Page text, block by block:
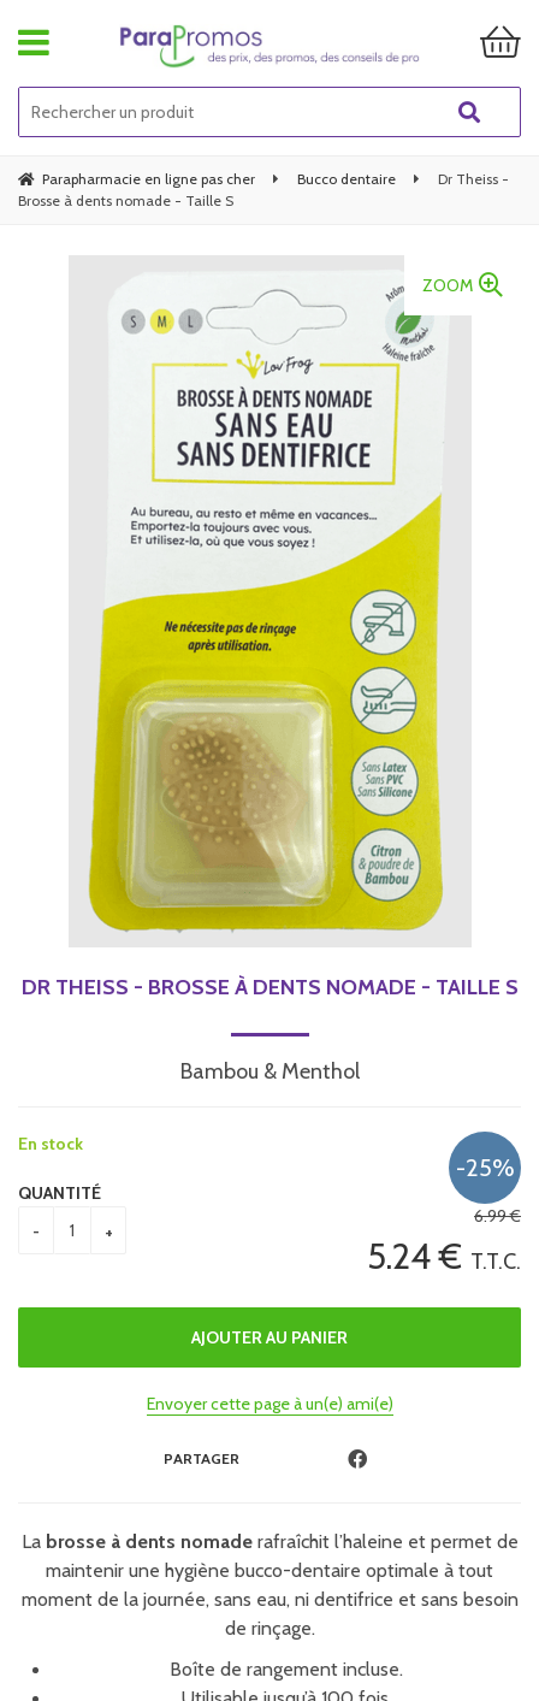
Parapharmacie en ligne pas cher Bucco dentaire
Dr Theiss -
Brosse à dents nomade - Taille S
ZOOM
DR THEISS - BROSSE À DENTS NOMADE - TAILLE S
Bambou & Menthol
6.99€
5.24€ T.T.C.
En stock
QUANTITÉ
Envoyer cette page à un(e) ami(e)
PARTAGER
La brosse à dents nomaderafraîchit l’haleine et permet de
maintenir une hygiène bucco-dentaire optimale à tout
moment de la journée, sans eau, ni dentifrice et sans besoin
de rinçage.
Boîte de rangement incluse.